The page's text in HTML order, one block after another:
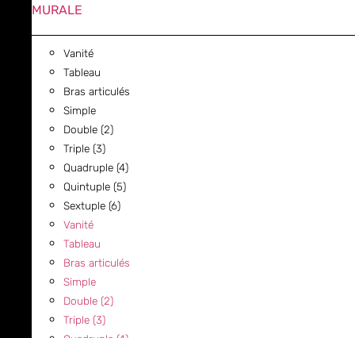
MURALE
Vanité
Tableau
Bras articulés
Simple
Double (2)
Triple (3)
Quadruple (4)
Quintuple (5)
Sextuple (6)
Vanité
Tableau
Bras articulés
Simple
Double (2)
Triple (3)